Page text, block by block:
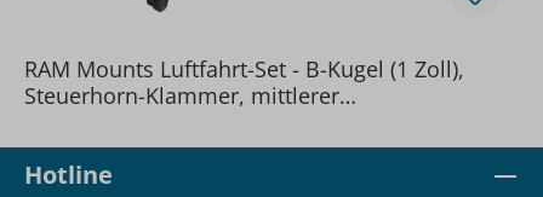
RAM Mounts Luftfahrt-Set - B-Kugel (1 Zoll),
Steuerhorn-Klammer, mittlerer
Hotline